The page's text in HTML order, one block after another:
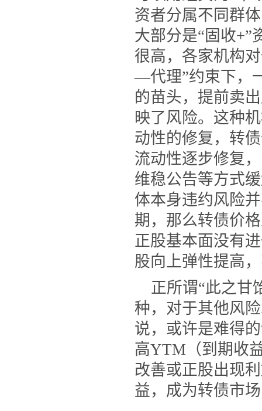
资者分属不同群
大部分是“固收+”
很高，各家机构
—代理”约束下，
的苗头，提前卖
映了风险。这种
动性的修复，转
流动性逐步修复
维稳公告等方式
体本身违约风险
期，那么转债价
正股基本面没有
股向上弹性提高
正所谓“此之甘
种，对于其他风
说，或许是难得的
高YTM （到期收
改善或正股出现
益，成为转债市